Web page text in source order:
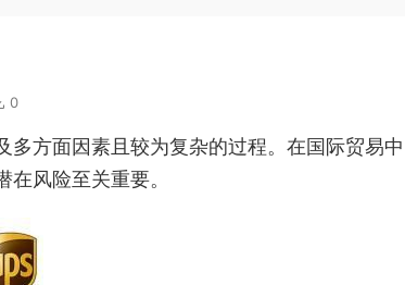
0
多方面因素且较为复杂的过程。在国际贸易
风险至关重要。